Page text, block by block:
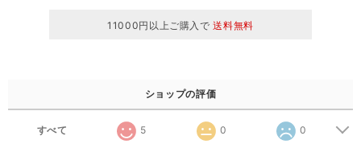
11000円以上ご購入で送料無料
ショップの評価
すべて 5 0 0